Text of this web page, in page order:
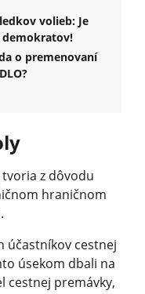
volieb: Je
demokratov!
o premenovaní
z dôvodu
hraničnom
účastníkov cestnej
úsekom dbali na
cestnej premávky,